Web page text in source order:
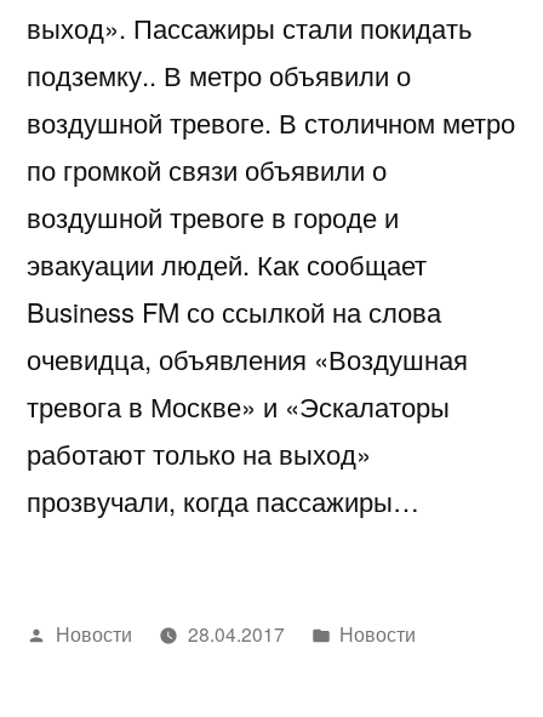
выход». Пассажиры стали покидать
подземку.. В метро объявили о
воздушной тревоге. В столичном метро
по громкой связи объявили о
воздушной тревоге в городе и
эвакуации людей. Как сообщает
Business FM со ссылкой на слова
очевидца, объявления «Воздушная
тревога в Москве» и «Эскалаторы
работают только на выход»
прозвучали, когда пассажиры…
Написано
Новости 28.04.2017
Написано
Новости